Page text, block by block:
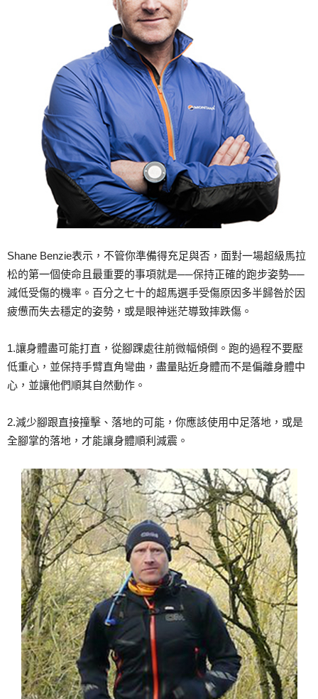
Shane Benzie表示，不管你準備得充足與否，面對一場超級馬拉
松的第一個使命且最重要的事項就是──保持正確的跑步姿勢──
減低受傷的機率。百分之七十的超馬選手受傷原因多半歸咎於因
疲憊而失去穩定的姿勢，或是眼神迷茫導致摔跌傷。
1.讓身體盡可能打直，從腳踝處往前微幅傾倒。跑的過程不要壓
低重心，並保持手臂直角彎曲，盡量貼近身體而不是偏離身體中
心，並讓他們順其自然動作。
2.減少腳跟直接撞擊、落地的可能，你應該使用中足落地，或是
全腳掌的落地，才能讓身體順利減震。